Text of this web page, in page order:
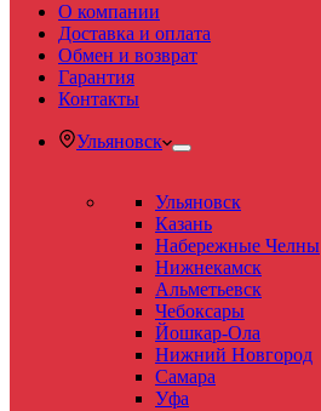
О компании
Доставка и оплата
Обмен и возврат
Гарантия
Контакты
Ульяновск
Ульяновск
Казань
Набережные Челны
Нижнекамск
Альметьевск
Чебоксары
Йошкар-Ола
Нижний Новгород
Самара
Уфа